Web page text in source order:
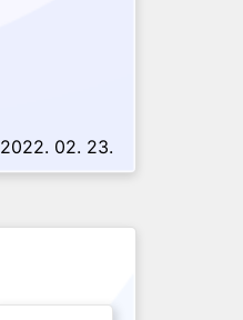
2022. 02. 23.